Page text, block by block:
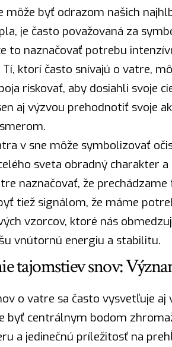
môže byť odrazom našich
je často považovaná za
to naznačovať potrebu
Tí, ktorí často snívajú o vatre,
riskovať, aby dosiahli svoje
aj výzvou prehodnotiť svoje
v sne môže symbolizovať
sveta obradný charakter
naznačovať, že
tiež signálom, že máme
vzorcov, ktoré nás
vnútornú energiu a stabilitu.
tajomstiev snov:
o vatre sa často vysvetľuje aj
byť centrálnym bodom
a jedinečnú príležitosť na